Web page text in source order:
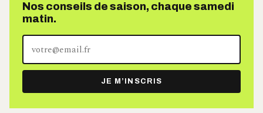
Nos conseils de saison, chaque samedi
matin.
Votre
adresse
e-
mail
JE M’INSCRIS